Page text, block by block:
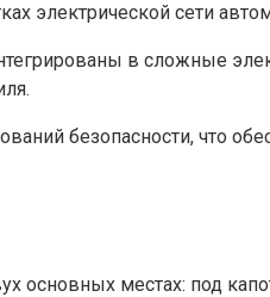
электрической сети
в сложные
безопасности, что
основных местах: под